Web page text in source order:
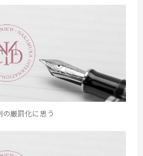
厳罰化に思う